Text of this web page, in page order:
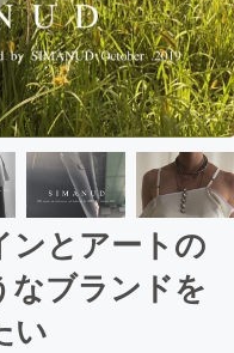
ンとアートの
なブランドを
い